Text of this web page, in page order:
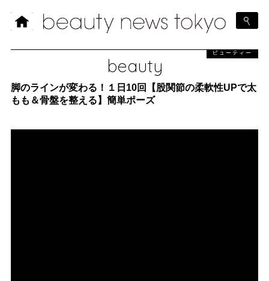
beauty
ビューティー
脚のラインが変わる！１日10回【股関節の柔軟性UPで太
もも＆骨盤を整える】簡単ポーズ